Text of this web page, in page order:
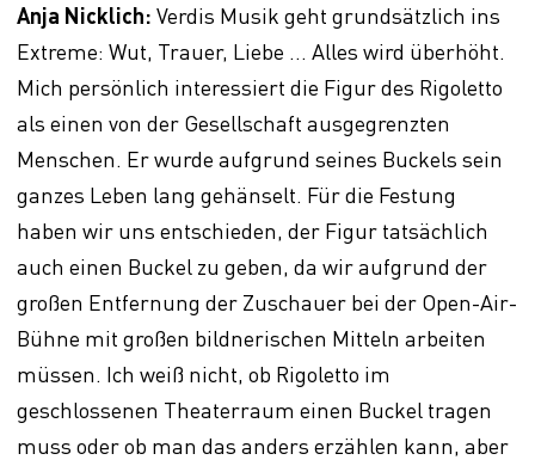
Anja Nicklich: Verdis Musik geht grundsätzlich ins
Extreme: Wut, Trauer, Liebe … Alles wird überhöht.
Mich persönlich interessiert die Figur des Rigoletto
als einen von der Gesellschaft ausgegrenzten
Menschen. Er wurde aufgrund seines Buckels sein
ganzes Leben lang gehänselt. Für die Festung
haben wir uns entschieden, der Figur tatsächlich
auch einen Buckel zu geben, da wir aufgrund der
großen Entfernung der Zuschauer bei der Open-Air-
Bühne mit großen bildnerischen Mitteln arbeiten
müssen. Ich weiß nicht, ob Rigoletto im
geschlossenen Theaterraum einen Buckel tragen
muss oder ob man das anders erzählen kann, aber